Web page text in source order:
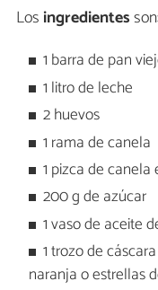
Los ingredientes
1 barra de pan
1 litro de leche
2 huevos
1 rama de canela
1 pizca de
200 g de azúcar
1 vaso de aceite
1 trozo de
naranja o estrellas